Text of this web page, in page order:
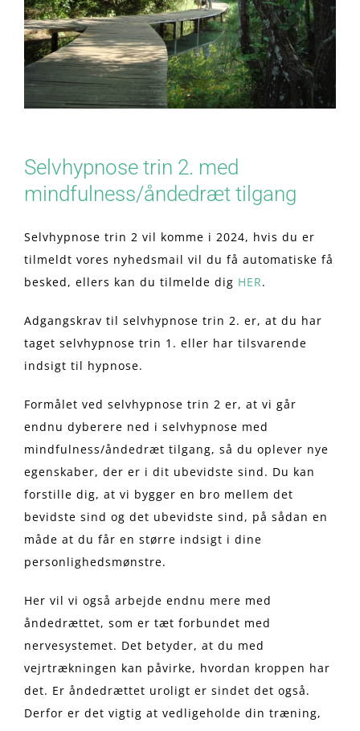
Selvhypnose trin 2. med
mindfulness/åndedræt tilgang
Selvhypnose trin 2 vil komme i 2024, hvis du er
tilmeldt vores nyhedsmail vil du få automatiske få
besked, ellers kan du tilmelde dig HER.
Adgangskrav til selvhypnose trin 2. er, at du har
taget selvhypnose trin 1. eller har tilsvarende
indsigt til hypnose.
Formålet ved selvhypnose trin 2 er, at vi går
endnu dyberere ned i selvhypnose med
mindfulness/åndedræt tilgang, så du oplever nye
egenskaber, der er i dit ubevidste sind. Du kan
forstille dig, at vi bygger en bro mellem det
bevidste sind og det ubevidste sind, på sådan en
måde at du får en større indsigt i dine
personlighedsmønstre.
Her vil vi også arbejde endnu mere med
åndedrættet, som er tæt forbundet med
nervesystemet. Det betyder, at du med
vejrtrækningen kan påvirke, hvordan kroppen har
det. Er åndedrættet uroligt er sindet det også.
Derfor er det vigtig at vedligeholde din træning,